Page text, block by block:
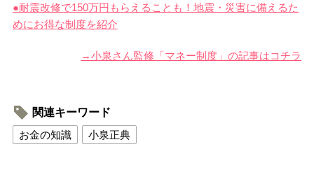
●耐震改修で150万円もらえることも！地震・災害に備えるた
めにお得な制度を紹介
→小泉さん監修「マネー制度」の記事はコチラ
関連キーワード
お金の知識
小泉正典